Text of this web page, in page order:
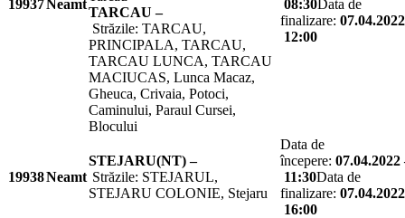
19937Neamt
TARCAU –
Străzile: TARCAU,
PRINCIPALA, TARCAU,
TARCAU LUNCA, TARCAU
MACIUCAS, Lunca Macaz,
Gheuca, Crivaia, Potoci,
Caminului, Paraul Cursei,
Blocului
08:30Data de
finalizare:
12:00
19938Neamt
STEJARU(NT) –
Străzile: STEJARUL,
STEJARU COLONIE, Stejaru
Data de
începere: 07.04.2022
11:30Data de
finalizare:
16:00